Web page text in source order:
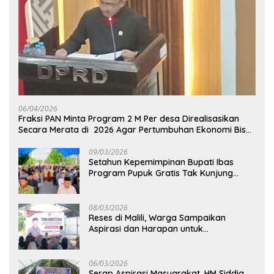
06/04/2026
Fraksi PAN Minta Program 2 M Per desa Direalisasikan
Secara Merata di 2026 Agar Pertumbuhan Ekonomi Bisa
09/03/2026
Setahun Kepemimpinan Bupati Ibas
Program Pupuk Gratis Tak Kunjung
08/03/2026
Reses di Malili, Warga Sampaikan
Aspirasi dan Harapan untuk
06/03/2026